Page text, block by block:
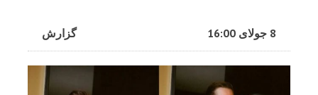
گزارش 8 جولای 16:00